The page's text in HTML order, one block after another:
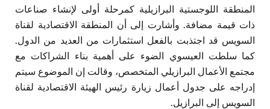
المنطقة اللوجستية البرازيلية كمرحلة أولى لإنشاء صناعات
ذات قيمة مضافة. وأشارت إلى أن المنطقة الاقتصادية لقناة
السويس قد اجتذبت بالفعل استثمارات من العديد من الدول.
كما سلطت العيسوي الضوء على أهمية بناء الشراكات مع
مجتمع الأعمال البرازيلي المتخصص، وقالت إن الموضوع سيتم
إدراجه على جدول أعمال زيارة رئيس الهيئة الاقتصادية لقناة
السويس إلى البرازيل.